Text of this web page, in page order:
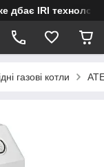
дбає IRI технологія
газові котли